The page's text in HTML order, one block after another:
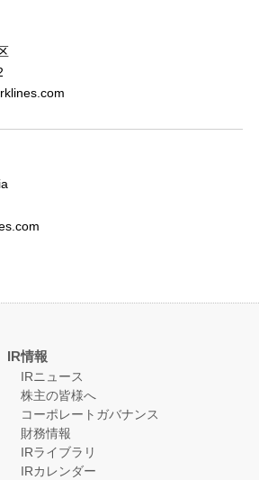
IR情報
IRニュース
株主の皆様へ
コーポレートガバナンス
財務情報
IRライブラリ
IRカレンダー